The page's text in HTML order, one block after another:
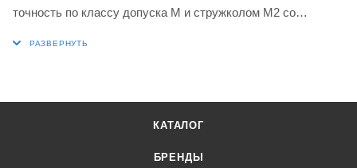
точность по классу допуска M и стружколом M2 со
КАТАЛОГ
БРЕНДЫ